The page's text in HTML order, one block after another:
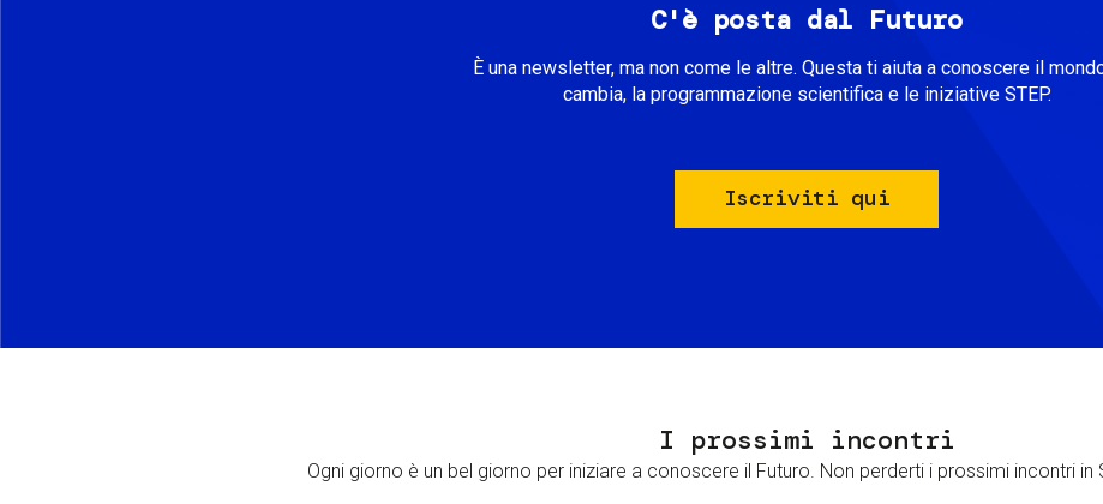
C'è posta dal Futuro
È una newsletter, ma non come le altre. Questa ti aiuta a conoscere il
cambia, la programmazione scientifica e le iniziative STEP.
Iscriviti qui
I prossimi incontri
Ogni giorno è un bel giorno per iniziare a conoscere il Futuro. Non perderti i prossimi incontri in